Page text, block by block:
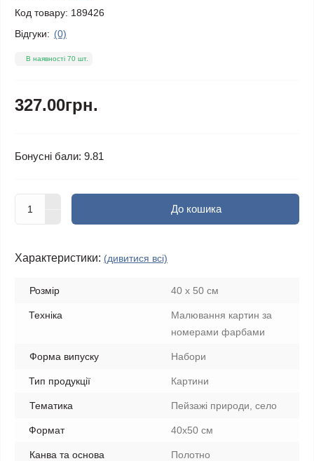
Код товару: 189426
Відгуки: (0)
В наявності 70 шт.
327.00грн.
Бонусні бали: 9.81
До кошика
Характеристики: (дивитися всі)
Розмір 40 х 50 см
Техніка
Малювання картин за
номерами фарбами
Форма випуску Набори
Тип продукції Картини
Тематика Пейзажі природи, село
Формат 40x50 см
Канва та основа Полотно